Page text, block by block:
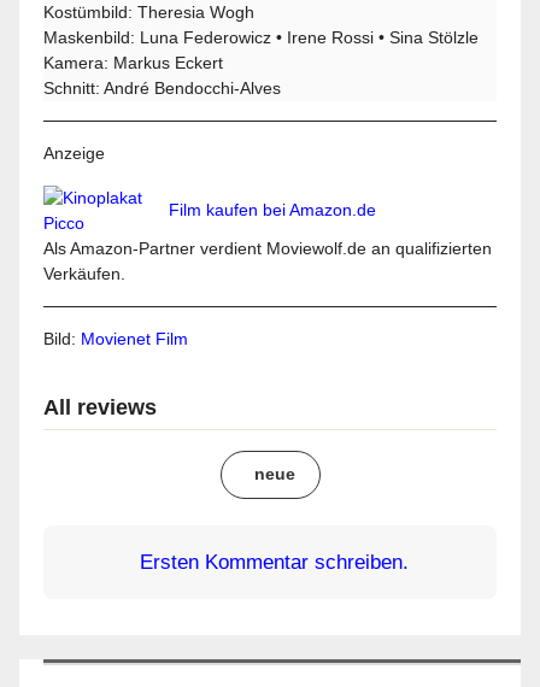
Kostümbild: Theresia Wogh
Maskenbild: Luna Federowicz • Irene Rossi • Sina Stölzle
Kamera: Markus Eckert
Schnitt: André Bendocchi-Alves
Anzeige
Film kaufen bei Amazon.de
Als Amazon-Partner verdient Moviewolf.de an qualifizierten
Verkäufen.
Bild: Movienet Film
All reviews
neue
Ersten Kommentar schreiben.